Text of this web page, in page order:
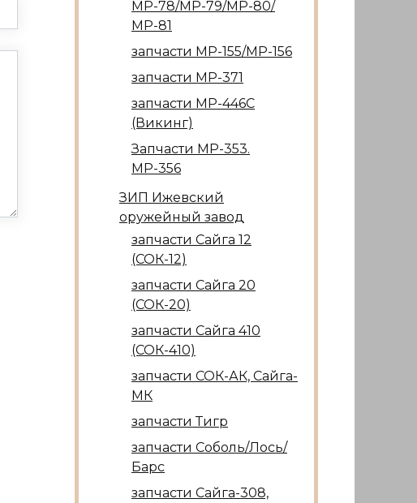
МР-78/МР-79/МР-80/
МР-81
запчасти МР-155/МР-156
запчасти МР-371
запчасти МР-446С
(Викинг)
Запчасти МР-353.
МР-356
ЗИП Ижевский
оружейный завод
запчасти Сайга 12
(СОК-12)
запчасти Сайга 20
(СОК-20)
запчасти Сайга 410
(СОК-410)
запчасти СОК-АК, Сайга-
МК
запчасти Тигр
запчасти Соболь/Лось/
Барс
запчасти Сайга-308,